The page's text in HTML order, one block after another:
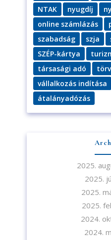
NTAK
nyugdíj
online számlázás
szabadság
szja
SZÉP-kártya
társasági adó
vállalkozás indítása
átalányadózás
2025.
2025.
2025.
2025.
2024.
2024.